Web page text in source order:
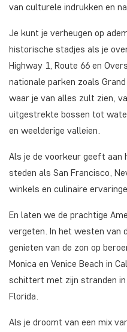
van culturele indrukken en
Je kunt je verheugen op
historische stadjes als je
Highway 1, Route 66 en
nationale parken zoals
waar je van alles zult zien,
uitgestrekte bossen tot
en weelderige valleien.
Als je de voorkeur geeft aan
steden als San Francisco,
winkels en culinaire
En laten we de prachtige
vergeten. In het westen van
genieten van de zon op
Monica en Venice Beach in
schittert met zijn stranden
Florida.
Als je droomt van een mix